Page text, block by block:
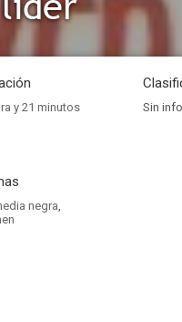
y 21 minutos Sin
negra,